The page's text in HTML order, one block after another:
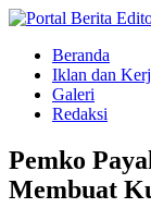
Beranda
Iklan dan
Galeri
Redaksi
Pemko
Membuat